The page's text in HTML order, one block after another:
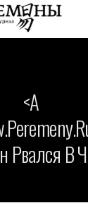
<a
Рвался В